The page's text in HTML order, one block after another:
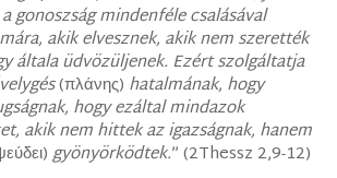
gonoszság mindenféle csalásával
akik elvesznek, akik nem szerették
általa üdvözüljenek. Ezért szolgáltatja
(πλάνης) hatalmának, hogy
hogy ezáltal mindazok
akik nem hittek az igazságnak, hanem
gyönyörködtek.” (2Thessz 2,9-12)